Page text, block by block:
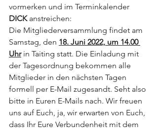
vormerken und im Terminkalender
DICK anstreichen:
Die Mitgliederversammlung findet am
Samstag, den 18. Juni 2022, um 14.00
Uhr in Taiting statt. Die Einladung mit
der Tagesordnung bekommen alle
Mitglieder in den nächsten Tagen
formell per E-Mail zugesandt. Seht also
bitte in Euren E-Mails nach. Wir freuen
uns auf Euch, ja, wir erwarten von Euch,
dass Ihr Eure Verbundenheit mit dem